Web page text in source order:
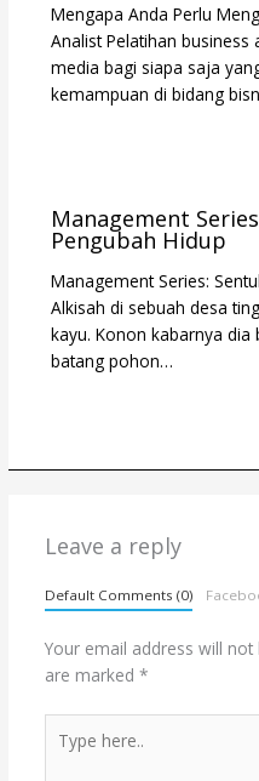
Mengapa Anda Perlu
Analist Pelatihan
media bagi siapa saja
kemampuan di bidang
Management
Pengubah Hidup
Management Series:
Alkisah di sebuah desa
kayu. Konon kabarnya
batang pohon…
Leave a reply
Default Comments (0)
Your email address will not
are marked *
here..